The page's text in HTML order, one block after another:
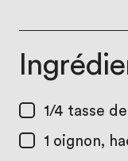
1/4 tasse
1 oignon,